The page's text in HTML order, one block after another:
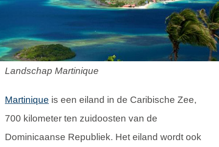
Landschap Martinique
Martinique is een eiland in de Caribische Zee,
700 kilometer ten zuidoosten van de
Dominicaanse Republiek. Het eiland wordt ook